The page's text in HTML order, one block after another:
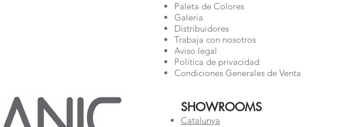
Paleta de Colores
Galería
Distribuidores
Trabaja con nosotros
Aviso legal
Política de privacidad
Condiciones Generales de Venta
SHOWROOMS
Catalunya